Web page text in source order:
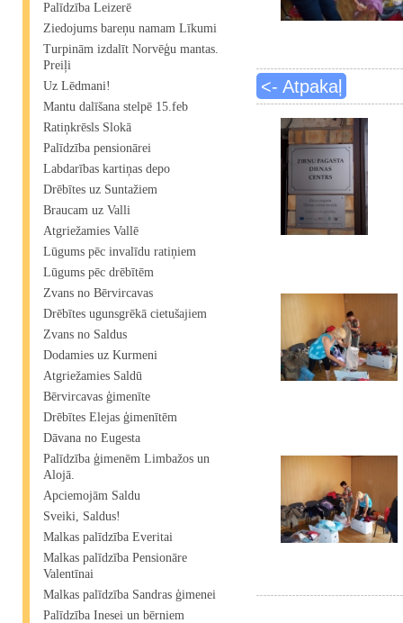
Palīdzība Leizerē
Ziedojums bareņu namam Līkumi
Turpinām izdalīt Norvēģu mantas.
Preiļi
Uz Lēdmani!
Mantu dalīšana stelpē 15.feb
Ratiņkrēsls Slokā
Palīdzība pensionārei
Labdarības kartiņas depo
Drēbītes uz Suntažiem
Braucam uz Valli
Atgriežamies Vallē
Lūgums pēc invalīdu ratiņiem
Lūgums pēc drēbītēm
Zvans no Bērvircavas
Drēbītes ugunsgrēkā cietušajiem
Zvans no Saldus
Dodamies uz Kurmeni
Atgriežamies Saldū
Bērvircavas ģimenīte
Drēbītes Elejas ģimenītēm
Dāvana no Eugesta
Palīdzība ģimenēm Limbažos un
Alojā.
Apciemojām Saldu
Sveiki, Saldus!
Malkas palīdzība Everitai
Malkas palīdzība Pensionāre
Valentīnai
Malkas palīdzība Sandras ģimenei
Palīdzība Inesei un bērniem
<- Atpakaļ